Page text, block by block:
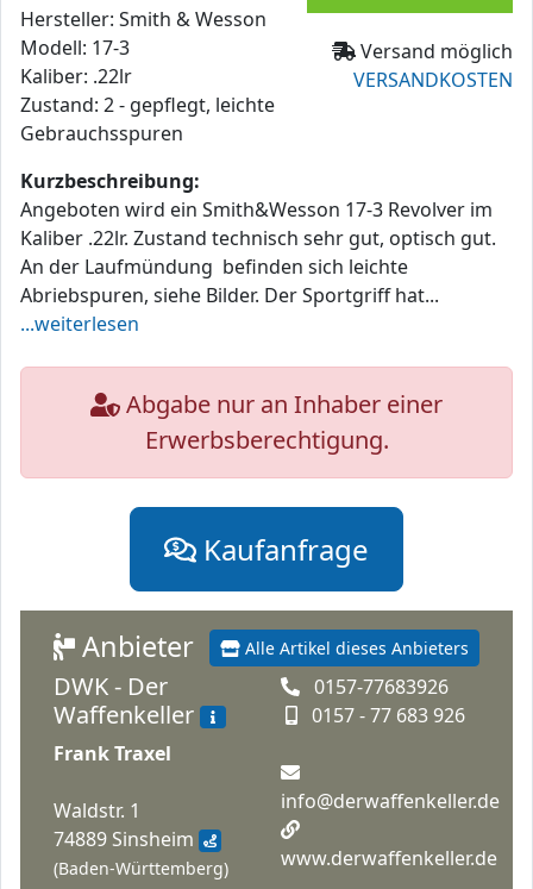
Versand möglich
VERSANDKOSTEN
Hersteller: Smith & Wesson
Modell: 17-3
Kaliber: .22lr
Zustand: 2 - gepflegt, leichte
Gebrauchsspuren
Kurzbeschreibung:
Angeboten wird ein Smith&Wesson 17-3 Revolver im
Kaliber .22lr. Zustand technisch sehr gut, optisch gut.
An der Laufmündung befinden sich leichte
Abriebspuren, siehe Bilder. Der Sportgriff hat...
...weiterlesen
Abgabe nur an Inhaber einer
Erwerbsberechtigung.
Kaufanfrage
Alle Artikel dieses Anbieters
Anbieter
DWK - Der
Waffenkeller
Frank Traxel
Waldstr. 1
74889 Sinsheim
(Baden-Württemberg)
0157-77683926
0157 - 77 683 926
info@derwaffenkeller.de
www.derwaffenkeller.de